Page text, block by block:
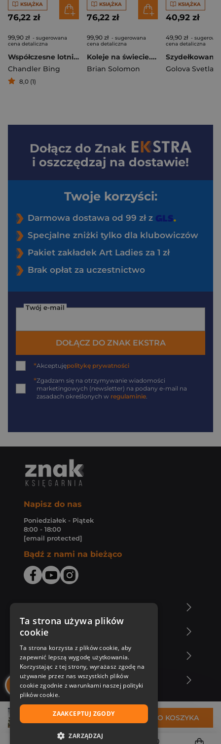
83,85 zł DO KOSZYKA
KSIĄŻKA
76,22 zł
99,90 zł - sugerowana
cena detaliczna
Współczesne lotnictwo wojskowe
Chandler Bing
8,0 (1)
KSIĄŻKA
76,22 zł
99,90 zł - sugerowana
cena detaliczna
Koleje na świecie. Dwa stulecia pociągów i lokomotyw
Brian Solomon
KSIĄŻKA
40,92 zł
49,90 zł -
cena detaliczna
Golova
Dołącz do Znak
i oszczędzaj na dostawie!
Twoje korzyści:
Darmowa dostawa od 99 zł z
Specjalne zniżki tylko dla klubowiczów
Pakiet zakładek Art Ladies za 1 zł
Brak opłat za uczestnictwo
Twój e-mail
DOŁĄCZ DO ZNAK EKSTRA
*Akceptujępolitykę prywatności
*Zgadzam się na otrzymywanie wiadomości
marketingowych (newsletter) na podany e-mail na
zasadach określonych w regulaminie.
Napisz do nas
Poniedziałek - Piątek
8:00 - 18:00
[email protected]
Bądź z nami na bieżąco
Zakupy u nas
Nasza oferta
Nasi autorzy
Ta strona używa plików
cookie
Ta strona korzysta z plików cookie, aby
zapewnić lepszą wygodę użytkowania.
Korzystając z tej strony, wyrażasz zgodę na
używanie przez nas wszystkich plików
cookie zgodnie z warunkami naszej polityki
plików cookie.
ZAAKCEPTUJ ZGODY
ZARZĄDZAJ